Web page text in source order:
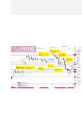
ドル円戦略